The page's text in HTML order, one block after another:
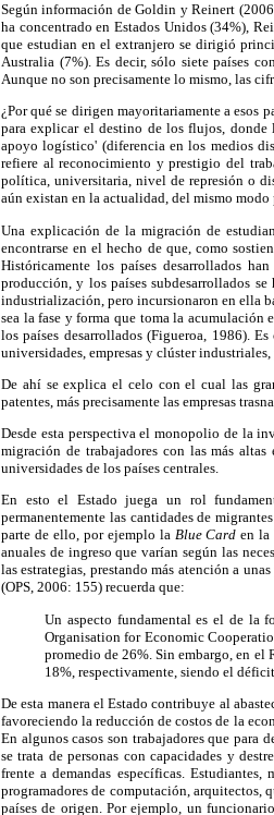
Según información de Goldin y Reinert
ha concentrado en Estados Unidos (34%),
que estudian en el extranjero se dirigió
Australia (7%). Es decir, sólo siete países
Aunque no son precisamente lo mismo, las
¿Por qué se dirigen mayoritariamente a esos
para explicar el destino de los flujos, donde
apoyo logístico' (diferencia en los medios
refiere al reconocimiento y prestigio del
política, universitaria, nivel de represión o
aún existan en la actualidad, del mismo
Una explicación de la migración de
encontrarse en el hecho de que, como
Históricamente los países desarrollados
producción, y los países subdesarrollados
industrialización, pero incursionaron en ella
sea la fase y forma que toma la acumulación
los países desarrollados (Figueroa, 1986).
universidades, empresas y clúster
De ahí se explica el celo con el cual las
patentes, más precisamente las empresas
Desde esta perspectiva el monopolio de la
migración de trabajadores con las más
universidades de los países centrales.
En esto el Estado juega un rol
permanentemente las cantidades de
parte de ello, por ejemplo la Blue Card en la
anuales de ingreso que varían según las
las estrategias, prestando más atención a
(OPS, 2006: 155) recuerda que:
Un aspecto fundamental es el de la
Organisation for Economic
promedio de 26%. Sin embargo, en el
18%, respectivamente, siendo el
De esta manera el Estado contribuye al
favoreciendo la reducción de costos de la
En algunos casos son trabajadores que para
se trata de personas con capacidades y
frente a demandas específicas. Estudiantes,
programadores de computación, arquitectos,
países de origen. Por ejemplo, un